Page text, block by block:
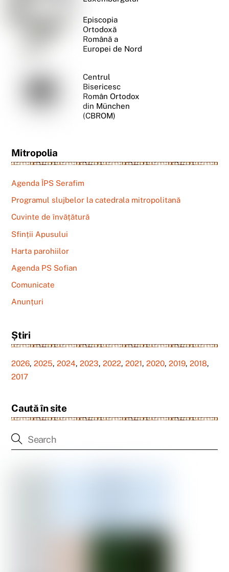
Episcopia
Ortodoxă
Română a
Europei de Nord
Centrul
Bisericesc
Român Ortodox
din München
(CBROM)
Mitropolia
Agenda ÎPS Serafim
Programul slujbelor la catedrala mitropolitană
Cuvinte de învățătură
Sfinții Apusului
Harta parohiilor
Agenda PS Sofian
Comunicate
Anunțuri
Știri
2026,2025,2024,2023,2022,2021,2020,2019,2018,
2017
Caută în site